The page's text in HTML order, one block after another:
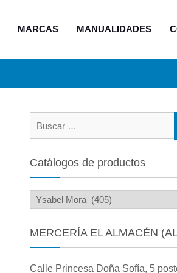
MARCAS MANUALIDADES
Catálogos de productos
MERCERÍA EL ALMACÉN
Calle Princesa Doña Sofía, 5